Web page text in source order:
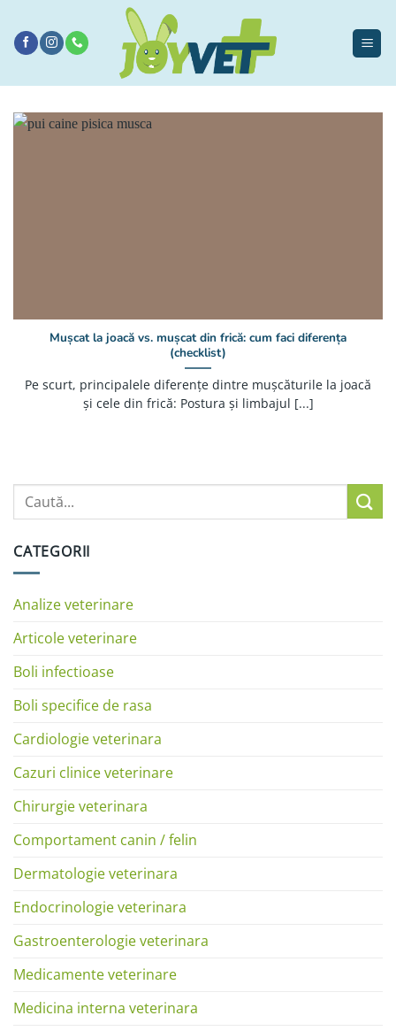
conținut
CATEGORII
Analize veterinare
Articole veterinare
Boli infectioase
Boli specifice de rasa
Cardiologie veterinara
Cazuri clinice veterinare
Chirurgie veterinara
Comportament canin / felin
Dermatologie veterinara
Endocrinologie veterinara
Gastroenterologie veterinara
Medicamente veterinare
Medicina interna veterinara
Mușcat la joacă vs. mușcat din frică: cum faci diferența
(checklist)
Pe scurt, principalele diferențe dintre mușcăturile la joacă
și cele din frică: Postura și limbajul [...]